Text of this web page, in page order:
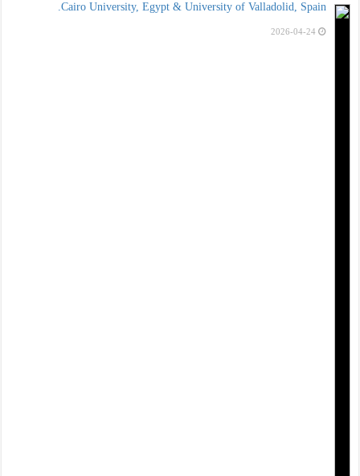
Cairo University, Egypt & University of Valladolid, Spain.
2026-04-24